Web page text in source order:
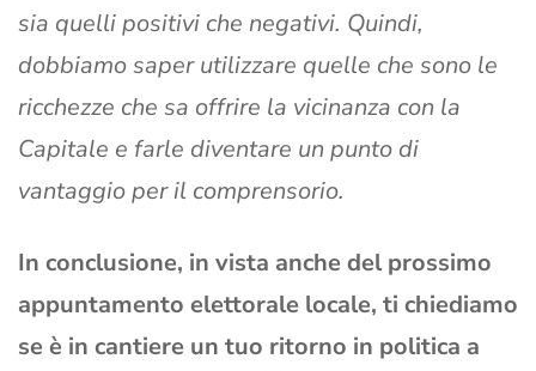
sia quelli positivi che negativi. Quindi,
dobbiamo saper utilizzare quelle che sono le
ricchezze che sa offrire la vicinanza con la
Capitale e farle diventare un punto di
vantaggio per il comprensorio.
In conclusione, in vista anche del prossimo
appuntamento elettorale locale, ti chiediamo
se è in cantiere un tuo ritorno in politica a